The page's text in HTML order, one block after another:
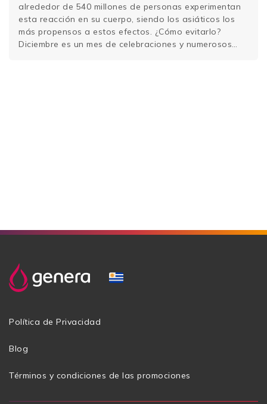
alrededor de 540 millones de personas experimentan
esta reacción en su cuerpo, siendo los asiáticos los
más propensos a estos efectos. ¿Cómo evitarlo?
Diciembre es un mes de celebraciones y numerosos
Política de Privacidad
Blog
Términos y condiciones de las promociones